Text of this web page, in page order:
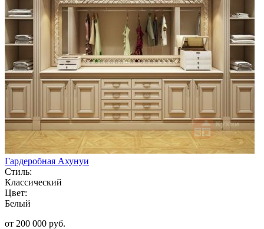
Гардеробная Ахунуи
Стиль:
Классический
Цвет:
Белый
от 200 000 руб.